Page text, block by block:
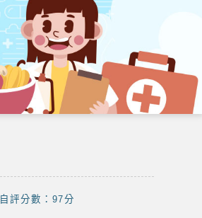
自評分數： 97分